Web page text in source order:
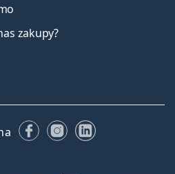
zakupy?
FacebookuInstagramie
LinkedIn